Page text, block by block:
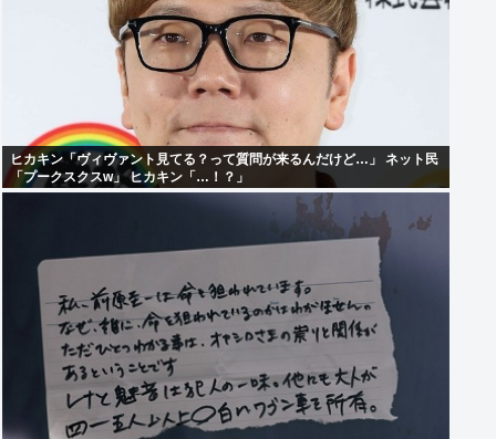
ヒカキン「ヴィヴァント見てる？って質問が来るんだけど…」 ネット民
「プークスクスw」 ヒカキン「…！？」